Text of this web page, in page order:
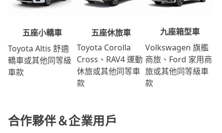
五座小轎車
Toyota Altis 舒適
轎車或其他同等級
車款
五座休旅車
Toyota Corolla
Cross、RAV4 運動
休旅或其他同等車
款
九座箱型車
Volkswagen 旗艦
商旅、Ford 家用商
旅或其他同等級車
款
合作夥伴＆企業用戶